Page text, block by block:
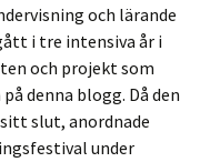
och lärande
i tre intensiva år i
och projekt som
denna blogg. Då den
slut, anordnade
under